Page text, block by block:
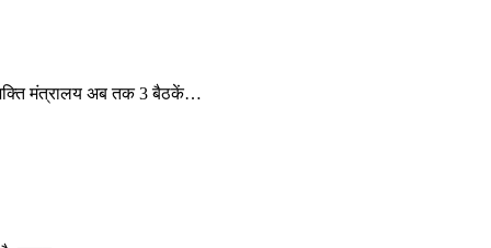
मंत्रालय अब तक 3 बैठकें…